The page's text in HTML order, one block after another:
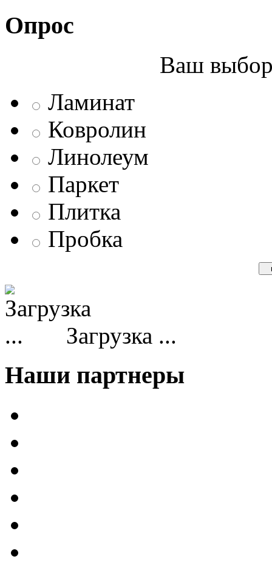
Опрос
Ваш выбор
Ламинат
Ковролин
Линолеум
Паркет
Плитка
Пробка
Загрузка ...
Наши партнеры